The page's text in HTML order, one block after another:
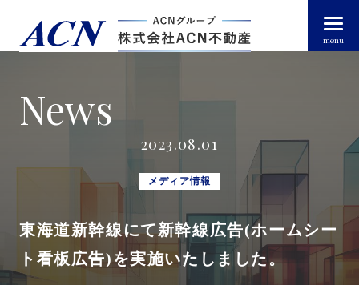
menu
経営者・法人のお客様
個人のお客様
トップページ arrow_right_alt
ACN不動産について
News
2023.08.01
メディア情報
東海道新幹線にて新幹線広告(ホームシー
ト看板広告)を実施いたしました。